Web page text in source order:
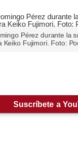
Pérez durante la
Keiko Fujimori. Foto:
Suscríbete a